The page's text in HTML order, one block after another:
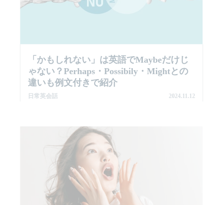
「かもしれない」は英語でmaybeだけじ
ゃない？perhaps・possibily・mightとの
違いも例文付きで紹介
日常英会話 2024.11.12